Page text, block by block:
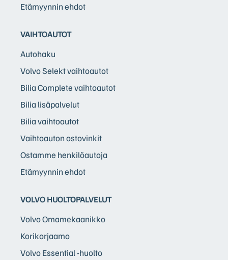
Etämyynnin ehdot
VAIHTOAUTOT
Autohaku
Volvo Selekt vaihtoautot
Bilia Complete vaihtoautot
Bilia lisäpalvelut
Bilia vaihtoautot
Vaihtoauton ostovinkit
Ostamme henkilöautoja
Etämyynnin ehdot
VOLVO HUOLTOPALVELUT
Volvo Omamekaanikko
Korikorjaamo
Volvo Essential -huolto